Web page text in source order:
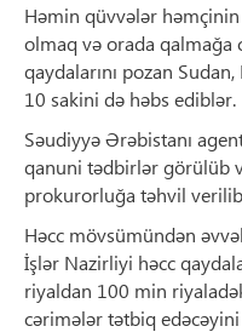
Həmin qüvvələr
olmaq və orada qalmağa
qaydalarını pozan
10 sakini də həbs ediblər.
Səudiyyə Ərəbistanı
qanuni tədbirlər görülüb
prokurorluğa təhvil
Həcc mövsümündən
İşlər Nazirliyi həcc
riyaldan 100 min
cərimələr tətbiq